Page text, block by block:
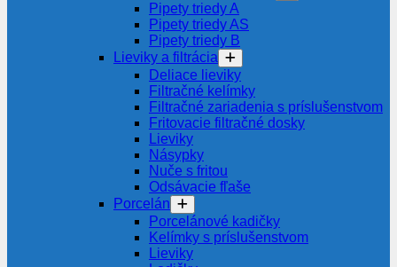
Pipety triedy A
Pipety triedy AS
Pipety triedy B
Lieviky a filtrácia
Deliace lieviky
Filtračné kelímky
Filtračné zariadenia s príslušenstvom
Fritovacie filtračné dosky
Lieviky
Násypky
Nuče s fritou
Odsávacie fľaše
Porcelán
Porcelánové kadičky
Kelímky s príslušenstvom
Lieviky